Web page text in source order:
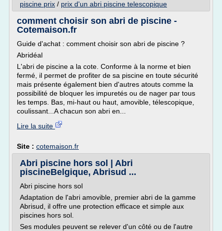
piscine prix / prix d'un abri piscine telescopique
comment choisir son abri de piscine -
Cotemaison.fr
Guide d'achat : comment choisir son abri de piscine ?
Abridéal
L'abri de piscine a la cote. Conforme à la norme et bien
fermé, il permet de profiter de sa piscine en toute sécurité
mais présente également bien d'autres atouts comme la
possibilité de bloquer les impuretés ou de nager par tous
les temps. Bas, mi-haut ou haut, amovible, télescopique,
coulissant...A chacun son abri en...
Lire la suite
Site : cotemaison.fr
Abri piscine hors sol | Abri
piscineBelgique, Abrisud ...
Abri piscine hors sol
Adaptation de l'abri amovible, premier abri de la gamme
Abrisud, il offre une protection efficace et simple aux
piscines hors sol.
Ses modules peuvent se relever d'un côté ou de l'autre